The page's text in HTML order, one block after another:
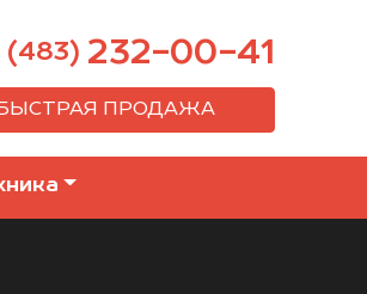
(483) 232-00-41
БЫСТРАЯ ПРОДАЖА